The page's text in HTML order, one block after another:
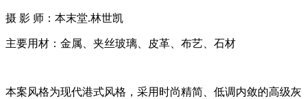
摄 影 师：本末堂.林世凯
主要用材：金属、夹丝玻璃、皮革、布艺、石材
本案风格为现代港式风格，采用时尚精简、低调内敛的高级灰